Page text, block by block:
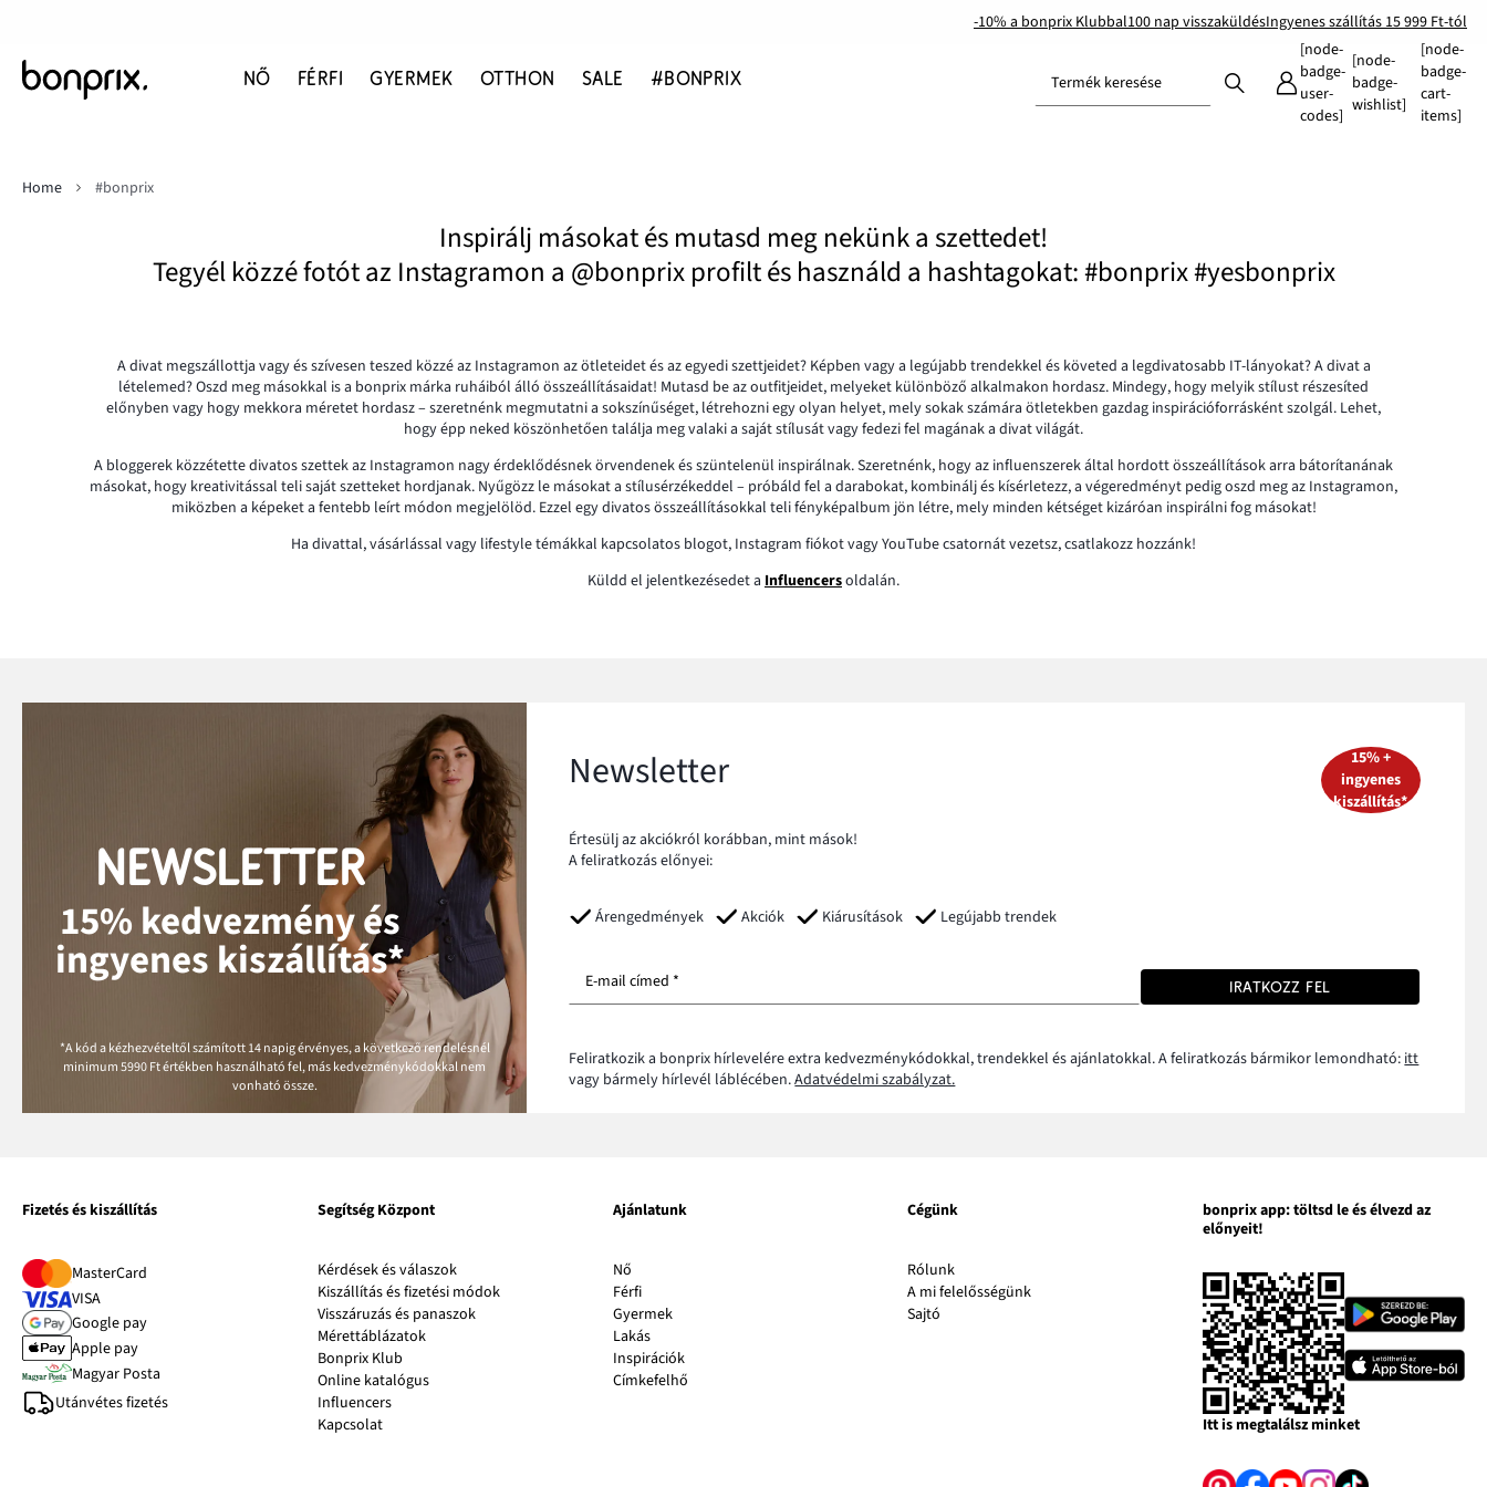
-10% a bonprix Klubbal100 nap visszaküldésIngyenes szállítás 15 999 Ft-tól
NŐ FÉRFI GYERMEK OTTHON SALE #BONPRIX Termék keresése
[node-
badge-
user-
codes]
[node-
badge-
wishlist]
[node-
badge-
cart-
items]
Home #bonprix
Inspirálj másokat és mutasd meg nekünk a szettedet!
Tegyél közzé fotót az Instagramon a @bonprix profilt és használd a hashtagokat: #bonprix #yesbonprix
A divat megszállottja vagy és szívesen teszed közzé az Instagramon az ötleteidet és az egyedi szettjeidet? Képben vagy a legújabb trendekkel és követed a legdivatosabb IT-lányokat? A divat a
lételemed? Oszd meg másokkal is a bonprix márka ruháiból álló összeállításaidat! Mutasd be az outfitjeidet, melyeket különböző alkalmakon hordasz. Mindegy, hogy melyik stílust részesíted
előnyben vagy hogy mekkora méretet hordasz – szeretnénk megmutatni a sokszínűséget, létrehozni egy olyan helyet, mely sokak számára ötletekben gazdag inspirációforrásként szolgál. Lehet,
hogy épp neked köszönhetően találja meg valaki a saját stílusát vagy fedezi fel magának a divat világát.
A bloggerek közzétette divatos szettek az Instagramon nagy érdeklődésnek örvendenek és szüntelenül inspirálnak. Szeretnénk, hogy az influenszerek által hordott összeállítások arra bátorítanának
másokat, hogy kreativitással teli saját szetteket hordjanak. Nyűgözz le másokat a stílusérzékeddel – próbáld fel a darabokat, kombinálj és kísérletezz, a végeredményt pedig oszd meg az Instagramon,
miközben a képeket a fentebb leírt módon megjelölöd. Ezzel egy divatos összeállításokkal teli fényképalbum jön létre, mely minden kétséget kizáróan inspirálni fog másokat!
Ha divattal, vásárlással vagy lifestyle témákkal kapcsolatos blogot, Instagram fiókot vagy YouTube csatornát vezetsz, csatlakozz hozzánk!
Küldd el jelentkezésedet a Influencersoldalán.
NEWSLETTER
15% kedvezmény és
ingyenes kiszállítás*
*A kód a kézhezvételtől számított 14 napig érvényes, a következő rendelésnél
minimum5990 Ftértékben használható fel, más kedvezménykódokkal nem
vonható össze.
Newsletter
Értesülj az akciókról korábban, mint mások!
A feliratkozás előnyei:
Árengedmények Akciók Kiárusítások Legújabb trendek
15% +
ingyenes
kiszállítás*
E-mail címed * IRATKOZZ FEL
Feliratkozik a bonprix hírlevelére extra kedvezménykódokkal, trendekkel és ajánlatokkal. A feliratkozás bármikor lemondható:itt
vagy bármely hírlevél láblécében.Adatvédelmi szabályzat.
Fizetés és kiszállítás
MasterCard
VISA
Google pay
Apple pay
Magyar Posta
Utánvétes fizetés
Segítség Központ
Kérdések és válaszok
Kiszállítás és fizetési módok
Visszáruzás és panaszok
Mérettáblázatok
Bonprix Klub
Online katalógus
Influencers
Kapcsolat
Ajánlatunk
Nő
Férfi
Gyermek
Lakás
Inspirációk
Címkefelhő
Cégünk
RólunkA
link
A mi felelősségünkA
Sajtó
bonprix app: töltsd le és élvezd az
előnyeit!
A
link
új
ablakban
nyílik
meg
A
link
új
ablakban
meg
Itt is megtalálsz minket